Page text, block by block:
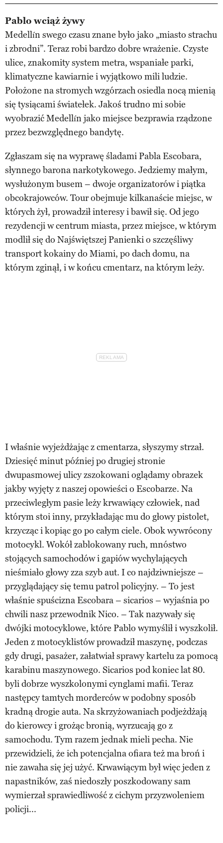
Pablo wciąż żywy
Medellín swego czasu znane było jako „miasto strachu
i zbrodni”. Teraz robi bardzo dobre wrażenie. Czyste
ulice, znakomity system metra, wspaniałe parki,
klimatyczne kawiarnie i wyjątkowo mili ludzie.
Położone na stromych wzgórzach osiedla nocą mienią
się tysiącami światełek. Jakoś trudno mi sobie
wyobrazić Medellín jako miejsce bezprawia rządzone
przez bezwzględnego bandytę.
Zgłaszam się na wyprawę śladami Pabla Escobara,
słynnego barona narkotykowego. Jedziemy małym,
wysłużonym busem – dwoje organizatorów i piątka
obcokrajowców. Tour obejmuje kilkanaście miejsc, w
których żył, prowadził interesy i bawił się. Od jego
rezydencji w centrum miasta, przez miejsce, w którym
modlił się do Najświętszej Panienki o szczęśliwy
transport kokainy do Miami, po dach domu, na
którym zginął, i w końcu cmentarz, na którym leży.
I właśnie wyjeżdżając z cmentarza, słyszymy strzał.
Dziesięć minut później po drugiej stronie
dwupasmowej ulicy zszokowani oglądamy obrazek
jakby wyjęty z naszej opowieści o Escobarze. Na
przeciwległym pasie leży krwawiący człowiek, nad
którym stoi inny, przykładając mu do głowy pistolet,
krzycząc i kopiąc go po całym ciele. Obok wywrócony
motocykl. Wokół zablokowany ruch, mnóstwo
stojących samochodów i gapiów wychylających
nieśmiało głowy zza szyb aut. I co najdziwniejsze –
przyglądający się temu patrol policyjny. – To jest
właśnie spuścizna Escobara – sicarios – wyjaśnia po
chwili nasz przewodnik Nico. – Tak nazywały się
dwójki motocyklowe, które Pablo wymyślił i wyszkolił.
Jeden z motocyklistów prowadził maszynę, podczas
gdy drugi, pasażer, załatwiał sprawy kartelu za pomocą
karabinu maszynowego. Sicarios pod koniec lat 80.
byli dobrze wyszkolonymi cynglami mafii. Teraz
następcy tamtych morderców w podobny sposób
kradną drogie auta. Na skrzyżowaniach podjeżdżają
do kierowcy i grożąc bronią, wyrzucają go z
samochodu. Tym razem jednak mieli pecha. Nie
przewidzieli, że ich potencjalna ofiara też ma broń i
nie zawaha się jej użyć. Krwawiącym był więc jeden z
napastników, zaś niedoszły poszkodowany sam
wymierzał sprawiedliwość z cichym przyzwoleniem
policji...